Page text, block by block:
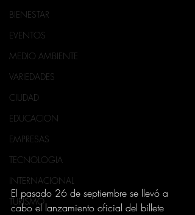
BIENESTAR
EVENTOS
MEDIO AMBIENTE
VARIEDADES
CIUDAD
EDUCACION
EMPRESAS
TECNOLOGIA
INTERNACIONAL
TURISMO
El pasado 26 de septiembre se llevó a
cabo el lanzamiento oficial del billete